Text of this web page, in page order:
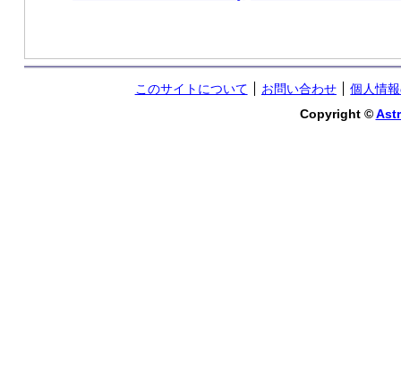
このサイトについて お問い合わせ
個人情
Copyright ©